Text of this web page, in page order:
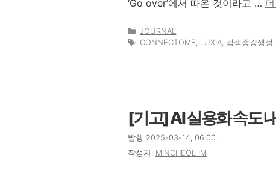
‘Go over’에서 따온 것이라고 …
카
테
JOURNAL
태
CONNECTOME, LUXIA, 검색증강생성 ,
[기고] AI 실용화 속도
발행 2025-03-14, 06:00.
작성자: MINCHEOL IM